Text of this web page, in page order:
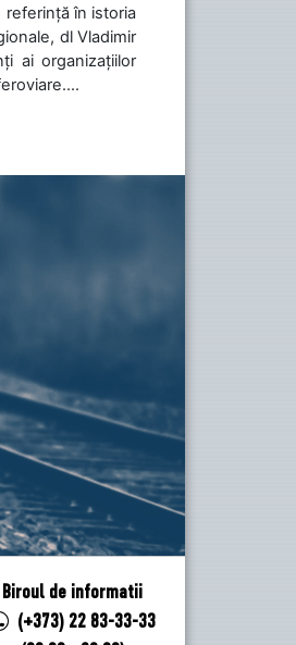
referință în istoria
dl Vladimir
ai organizațiilor
Biroul de informatii
(+373) 22 83-33-33